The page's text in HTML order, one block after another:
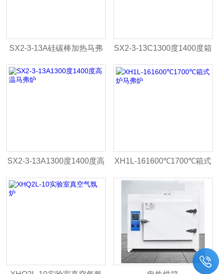
SX2-3-13A硅碳棒加热马弗
炉高温炉
SX2-3-13C1300度1400度箱
式实验高温炉
SX2-3-13A1300度1400度高
温马弗炉
XH1L-161600℃1700℃箱式
炉马弗炉